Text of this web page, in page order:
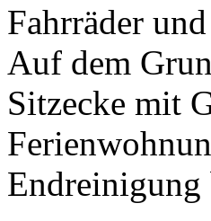
Fahrräder
Auf dem
Sitzecke mit
Endreinigung